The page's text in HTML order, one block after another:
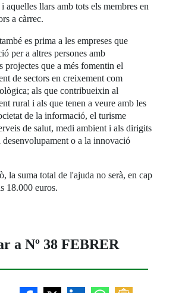
aquelles llars amb tots els membres en
a càrrec.
es prima a les empreses que
per a altres persones amb
projectes que a més fomentin el
de sectors en creixement com
als que contribueixin al
rural i als que tenen a veure amb les
de la informació, el turisme
de salut, medi ambient i als dirigits
o a la innovació
la suma total de l'ajuda no serà, en cap
18.000 euros.
a Nº 38 FEBRER